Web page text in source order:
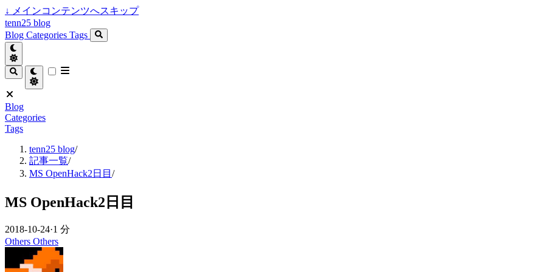
↓ メインコンテンツへスキップ
tenn25 blog
Blog Categories Tags
Blog
Categories
Tags
tenn25 blog/
記事一覧/
MS OpenHack2日目 /
MS OpenHack2日目
2018-10-24·1 分
Others Others